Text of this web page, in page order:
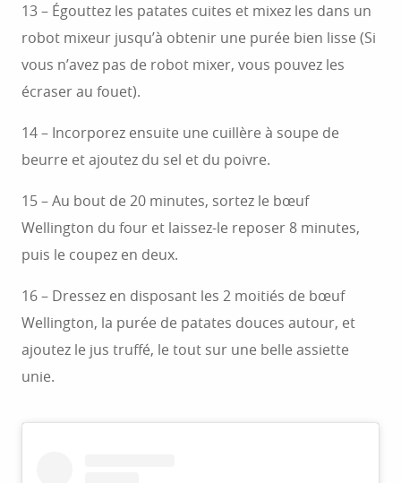
13 – Égouttez les patates cuites et mixez les dans un
robot mixeur jusqu’à obtenir une purée bien lisse (Si
vous n’avez pas de robot mixer, vous pouvez les
écraser au fouet).
14 – Incorporez ensuite une cuillère à soupe de
beurre et ajoutez du sel et du poivre.
15 – Au bout de 20 minutes, sortez le bœuf
Wellington du four et laissez-le reposer 8 minutes,
puis le coupez en deux.
16 – Dressez en disposant les 2 moitiés de bœuf
Wellington, la purée de patates douces autour, et
ajoutez le jus truffé, le tout sur une belle assiette
unie.